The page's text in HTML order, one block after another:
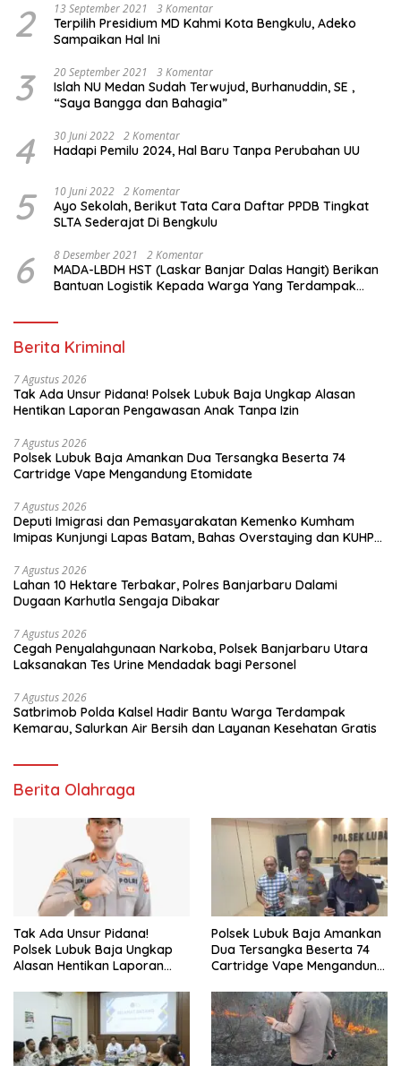
2 13 September 2021 3 Komentar
Terpilih Presidium MD Kahmi Kota Bengkulu, Adeko
Sampaikan Hal Ini
3 20 September 2021 3 Komentar
Islah NU Medan Sudah Terwujud, Burhanuddin, SE ,
“Saya Bangga dan Bahagia”
4 30 Juni 2022 2 Komentar
Hadapi Pemilu 2024, Hal Baru Tanpa Perubahan UU
5 10 Juni 2022 2 Komentar
Ayo Sekolah, Berikut Tata Cara Daftar PPDB Tingkat
SLTA Sederajat Di Bengkulu
6 8 Desember 2021 2 Komentar
MADA-LBDH HST (Laskar Banjar Dalas Hangit) Berikan
Bantuan Logistik Kepada Warga Yang Terdampak
Berita Kriminal
7 Agustus 2026
Tak Ada Unsur Pidana! Polsek Lubuk Baja Ungkap Alasan
Hentikan Laporan Pengawasan Anak Tanpa Izin
7 Agustus 2026
Polsek Lubuk Baja Amankan Dua Tersangka Beserta 74
Cartridge Vape Mengandung Etomidate
7 Agustus 2026
Deputi Imigrasi dan Pemasyarakatan Kemenko Kumham
Imipas Kunjungi Lapas Batam, Bahas Overstaying dan KUHP
7 Agustus 2026
Lahan 10 Hektare Terbakar, Polres Banjarbaru Dalami
Dugaan Karhutla Sengaja Dibakar
7 Agustus 2026
Cegah Penyalahgunaan Narkoba, Polsek Banjarbaru Utara
Laksanakan Tes Urine Mendadak bagi Personel
7 Agustus 2026
Satbrimob Polda Kalsel Hadir Bantu Warga Terdampak
Kemarau, Salurkan Air Bersih dan Layanan Kesehatan Gratis
Berita Olahraga
Tak Ada Unsur Pidana!
Polsek Lubuk Baja Ungkap
Alasan Hentikan Laporan
Polsek Lubuk Baja Amankan
Dua Tersangka Beserta 74
Cartridge Vape Mengandung